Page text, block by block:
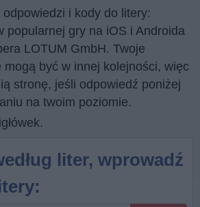
odpowiedzi i kody do litery:
popularnej gry na iOS i Androida
LOTUM GmbH. Twoje
mogą być w innej kolejności, więc
stronę, jeśli odpowiedź poniżej
na twoim poziomie.
liter, wprowadź